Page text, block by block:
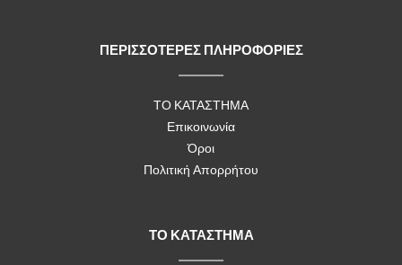
ΠΕΡΙΣΣΟΤΕΡΕΣ ΠΛΗΡΟΦΟΡΙΕΣ
ΤΟ ΚΑΤΑΣΤΗΜΑ
Επικοινωνία
Όροι
Πολιτική Απορρήτου
ΤΟ ΚΑΤΑΣΤΗΜΑ